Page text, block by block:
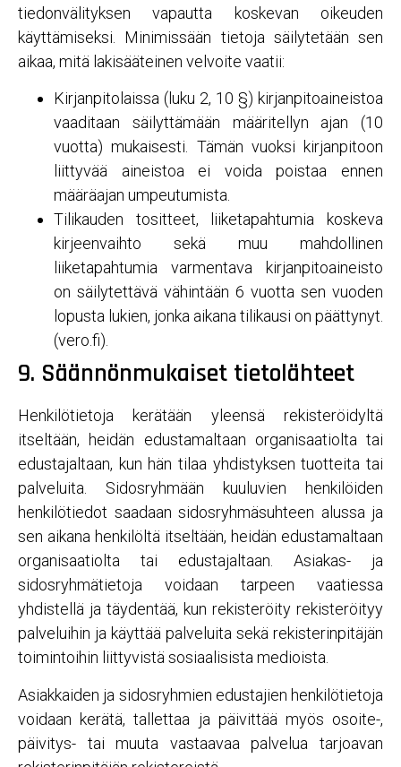
tiedonvälityksen vapautta koskevan oikeuden
käyttämiseksi. Minimissään tietoja säilytetään sen
aikaa, mitä lakisääteinen velvoite vaatii:
Kirjanpitolaissa (luku 2, 10 §) kirjanpitoaineistoa
vaaditaan säilyttämään määritellyn ajan (10
vuotta) mukaisesti. Tämän vuoksi kirjanpitoon
liittyvää aineistoa ei voida poistaa ennen
määräajan umpeutumista.
Tilikauden tositteet, liiketapahtumia koskeva
kirjeenvaihto sekä muu mahdollinen
liiketapahtumia varmentava kirjanpitoaineisto
on säilytettävä vähintään 6 vuotta sen vuoden
lopusta lukien, jonka aikana tilikausi on päättynyt.
(vero.fi).
9. Säännönmukaiset tietolähteet
Henkilötietoja kerätään yleensä rekisteröidyltä
itseltään, heidän edustamaltaan organisaatiolta tai
edustajaltaan, kun hän tilaa yhdistyksen tuotteita tai
palveluita. Sidosryhmään kuuluvien henkilöiden
henkilötiedot saadaan sidosryhmäsuhteen alussa ja
sen aikana henkilöltä itseltään, heidän edustamaltaan
organisaatiolta tai edustajaltaan. Asiakas- ja
sidosryhmätietoja voidaan tarpeen vaatiessa
yhdistellä ja täydentää, kun rekisteröity rekisteröityy
palveluihin ja käyttää palveluita sekä rekisterinpitäjän
toimintoihin liittyvistä sosiaalisista medioista.
Asiakkaiden ja sidosryhmien edustajien henkilötietoja
voidaan kerätä, tallettaa ja päivittää myös osoite-,
päivitys- tai muuta vastaavaa palvelua tarjoavan